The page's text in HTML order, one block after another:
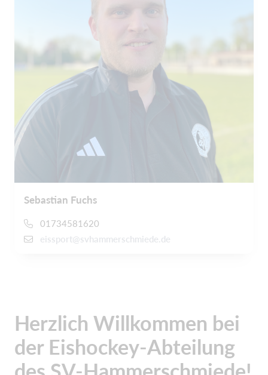
Sebastian Fuchs
01734581620
eissport@svhammerschmiede.de
Herzlich Willkommen bei
der Eishockey-Abteilung